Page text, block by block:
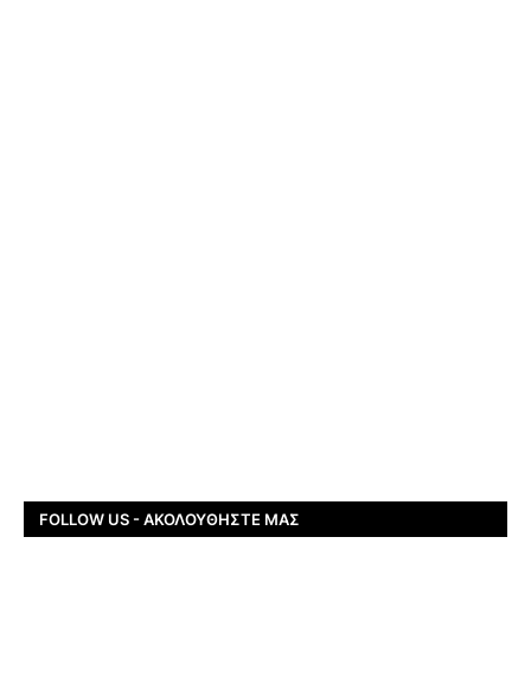
FOLLOW US - ΑΚΟΛΟΥΘΉΣΤΕ ΜΑΣ